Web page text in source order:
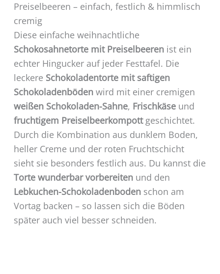
Preiselbeeren – einfach, festlich & himmlisch
cremig
Diese einfache weihnachtliche
Schokosahnetorte mit Preiselbeerenist ein
echter Hingucker auf jeder Festtafel. Die
leckere Schokoladentorte mit saftigen
Schokoladenbödenwird mit einer cremigen
weißen Schokoladen-Sahne, Frischkäseund
fruchtigem Preiselbeerkompottgeschichtet.
Durch die Kombination aus dunklem Boden,
heller Creme und der roten Fruchtschicht
sieht sie besonders festlich aus. Du kannst die
Torte wunderbar vorbereitenund den
Lebkuchen-Schokoladenbodenschon am
Vortag backen – so lassen sich die Böden
später auch viel besser schneiden.